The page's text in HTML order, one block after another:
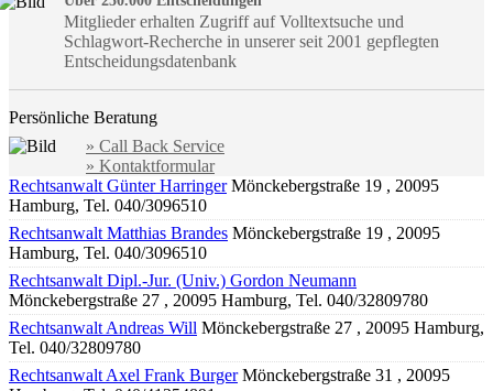
Mitglieder erhalten Zugriff auf Volltextsuche und
Schlagwort-Recherche in unserer seit 2001 gepflegten
Entscheidungsdatenbank
Persönliche Beratung
» Call Back Service
» Kontaktformular
Rechtsanwalt Günter HarringerMönckebergstraße 19 , 20095
Hamburg, Tel. 040/3096510
Rechtsanwalt Matthias Brandes Mönckebergstraße 19 , 20095
Hamburg, Tel. 040/3096510
Rechtsanwalt Dipl.-Jur. (Univ.) Gordon Neumann
Mönckebergstraße 27 , 20095 Hamburg, Tel. 040/32809780
Rechtsanwalt Andreas Will Mönckebergstraße 27 , 20095 Hamburg,
Tel. 040/32809780
Rechtsanwalt Axel Frank BurgerMönckebergstraße 31 , 20095